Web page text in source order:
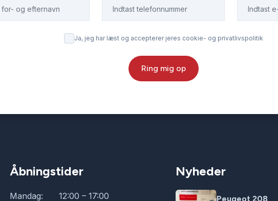
Ja, jeg har læst og accepterer jeres cookie- og privatlivspolitik
Ring mig op
Åbningstider
Mandag: 12:00 – 17:00
Nyheder
Peugeot 208